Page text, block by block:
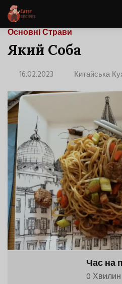
Основні Страви
Який Соба
16.02.2023 Китайська
Час на
0 Хвилин